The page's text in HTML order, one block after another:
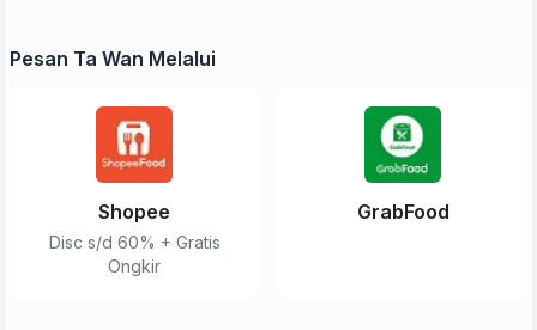
Pesan Ta Wan Melalui
Shopee
Disc s/d 60% + Gratis
Ongkir
GrabFood